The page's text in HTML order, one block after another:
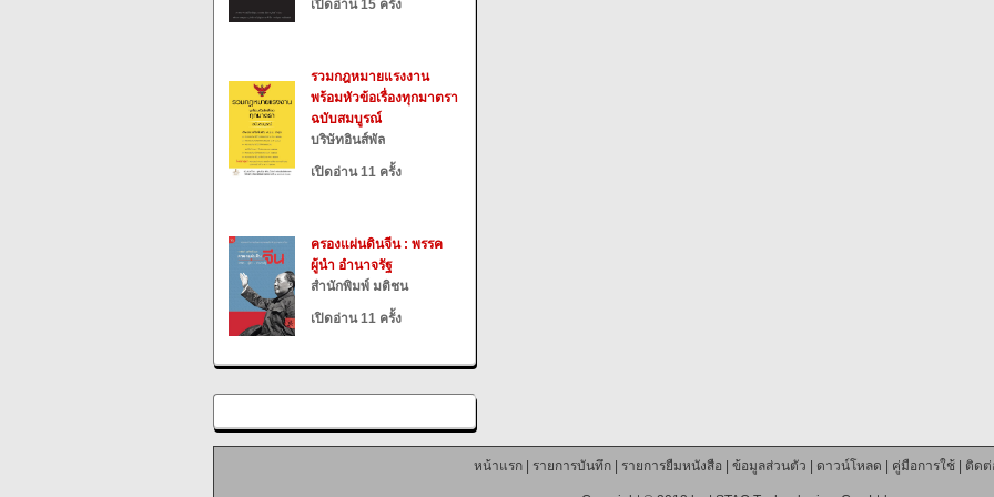
เปิดอ่าน 15 ครั้ง
รวมกฎหมายแรงงาน
พร้อมหัวข้อเรื่องทุกมาตรา
ฉบับสมบูรณ์
บริษัทอินส์พัล
เปิดอ่าน 11 ครั้ง
ครองแผ่นดินจีน : พรรค
ผู้นำ อำนาจรัฐ
สำนักพิมพ์ มติชน
เปิดอ่าน 11 ครั้ง
หน้าแรก| รายการบันทึก| รายการยืมหนังสือ ข้อมูลส่วนตัว ดาวน์โหลด คู่มือการใช้| ติดต่